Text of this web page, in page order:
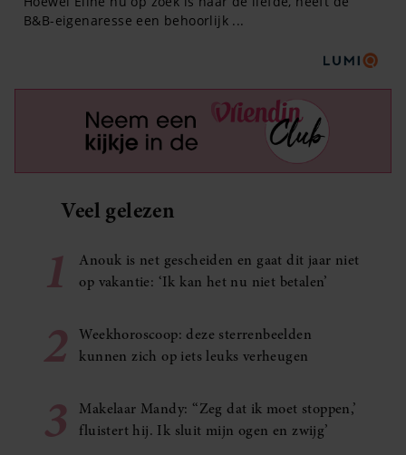
Veel gelezen
1
Anouk is net gescheiden en gaat dit jaar niet
op vakantie: ‘Ik kan het nu niet betalen’
2
Weekhoroscoop: deze sterrenbeelden
kunnen zich op iets leuks verheugen
3
Makelaar Mandy: ‘‘Zeg dat ik moet stoppen,’
fluistert hij. Ik sluit mijn ogen en zwijg’